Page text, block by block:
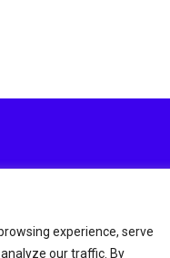
experience, serve
our traffic. By
africains